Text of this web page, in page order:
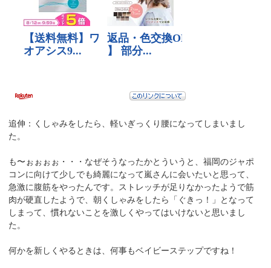
追伸：くしゃみをしたら、軽いぎっくり腰になってしまいまし
た。
も〜ぉぉぉぉ・・・なぜそうなったかとういうと、福岡のジャポ
コンに向けて少しでも綺麗になって嵐さんに会いたいと思って、
急激に腹筋をやったんです。ストレッチが足りなかったようで筋
肉が硬直したようで、朝くしゃみをしたら「ぐきっ！」となって
しまって、慣れないことを激しくやってはいけないと思いまし
た。
何かを新しくやるときは、何事もベイビーステップですね！